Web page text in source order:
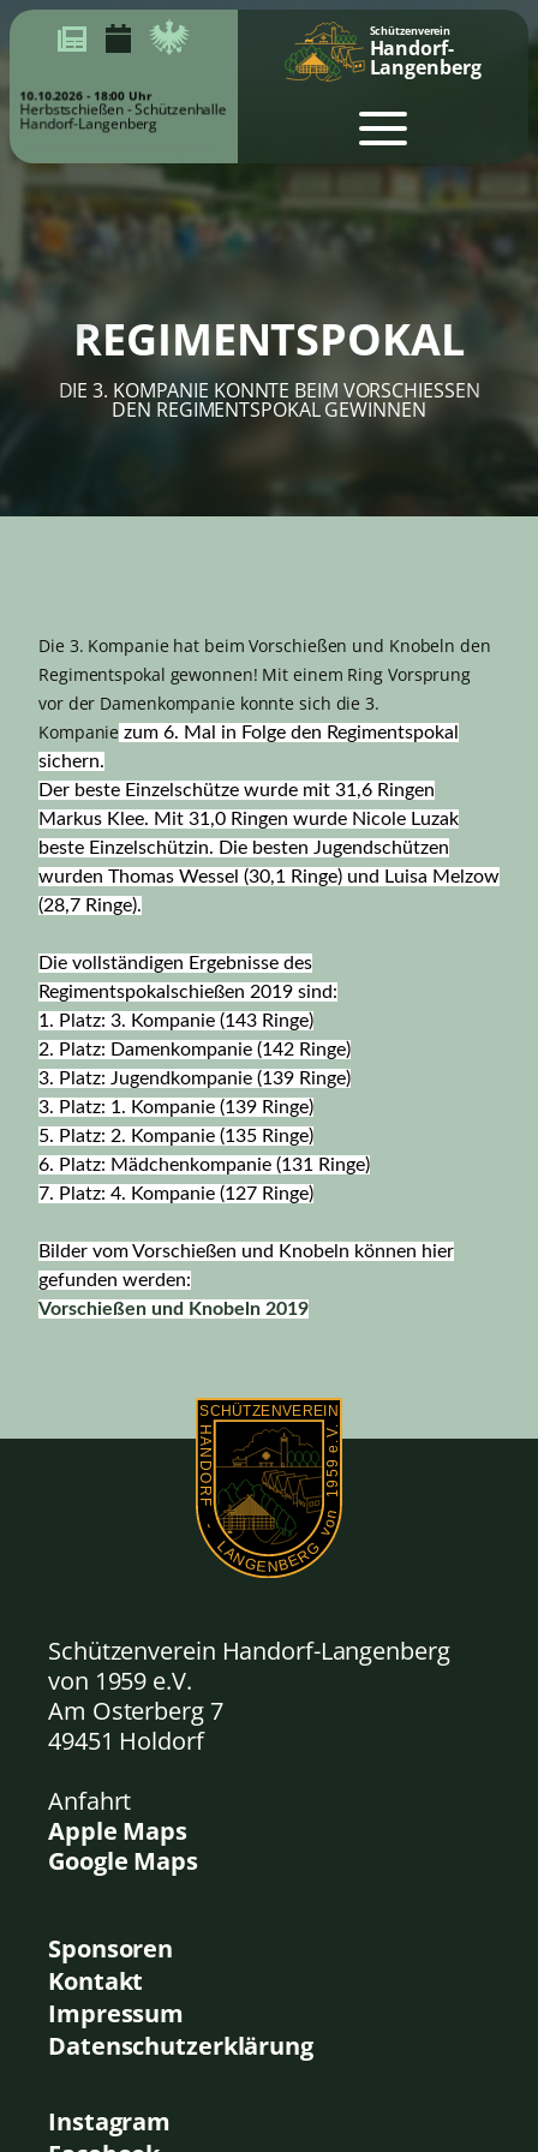
Schützenverein
Handorf-
Langenberg
10.10.2026 - 18:00 Uhr
Herbstschießen - Schützenhalle
Handorf-Langenberg
REGIMENTSPOKAL
DIE 3. KOMPANIE KONNTE BEIM VORSCHIESSEN D
EN REGIMENTSPOKAL GEWINNEN
Die 3. Kompanie hat beim Vorschießen und Knobeln den
Regimentspokal gewonnen! Mit einem Ring Vorsprung
vor der Damenkompanie konnte sich die 3.
Kompanie zum 6. Mal in Folge den Regimentspokal
sichern.
Der beste Einzelschütze wurde mit 31,6 Ringen
Markus Klee. Mit 31,0 Ringen wurde Nicole Luzak
beste Einzelschützin. Die besten Jugendschützen
wurden Thomas Wessel (30,1 Ringe) und Luisa Melzow
(28,7 Ringe).
Die vollständigen Ergebnisse des
Regimentspokalschießen 2019 sind:
1. Platz: 3. Kompanie (143 Ringe)
2. Platz: Damenkompanie (142 Ringe)
3. Platz: Jugendkompanie (139 Ringe)
3. Platz: 1. Kompanie (139 Ringe)
5. Platz: 2. Kompanie (135 Ringe)
6. Platz: Mädchenkompanie (131 Ringe)
7. Platz: 4. Kompanie (127 Ringe)
Bilder vom Vorschießen und Knobeln können hier
gefunden werden:
Vorschießen und Knobeln 2019
Schützenverein Handorf-Langenberg
von 1959 e.V.
Am Osterberg 7
49451 Holdorf
Anfahrt
Apple Maps
Google Maps
Sponsoren
Kontakt
Impressum
Datenschutzerklärung
Instagram